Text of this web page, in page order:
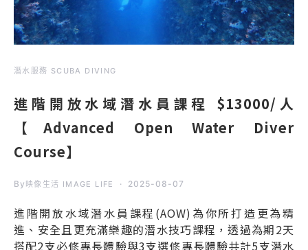
潛水服務 SCUBA DIVING
進階開放水域潛水員課程 $13000/人
【Advanced Open Water Diver
Course】
By 映像生活 IMAGE LIFE 2025-08-07
進階開放水域潛水員課程(AOW)為你所打造更為精
進、安全且更充滿樂趣的潛水技巧課程，透過為期2天
搭配2支必修專長體驗與3支選修專長體驗共計5支潛水